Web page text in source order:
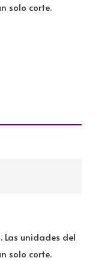
solo corte.
unidades del
solo corte.